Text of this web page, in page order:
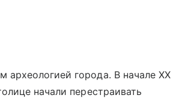
археологией города. В начале XX
начали перестраивать